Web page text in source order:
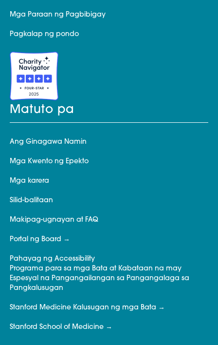
Mga Paraan ng Pagbibigay
Pagkalap ng pondo
Matuto pa
Ang Ginagawa Namin
Mga Kwento ng Epekto
Mga karera
Silid-balitaan
Makipag-ugnayan at FAQ
Portal ng Board
Pahayag ng Accessibility
Programa para sa mga Bata at Kabataan na may
Espesyal na Pangangailangan sa Pangangalaga sa
Pangkalusugan
Stanford Medicine Kalusugan ng mga Bata
Stanford School of Medicine